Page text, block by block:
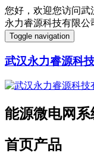
您好，欢迎您访问武
永力睿源科技有限公
Toggle navigation
武汉永力睿源科
能源微电网系
首页产品